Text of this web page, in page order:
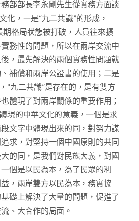
部部長李永剛先生從實務方面談
化，一是“九二共識”的形成，
期格局狀態被打破，人員往來擴
務性的問題，所以在兩岸交流中
，最先解決的兩個實務性問題就
補償和兩岸公證書的使用；二是
“九二共識”是存在的，是有雙方
體現了對兩岸關係的重要作用；
現的中華文化的意義，一個是求
文字中體現出來的同，對努力謀
求，對堅持一個中國原則的共同
的同，是我們對民族大義，對國
個是以民為本，為了民眾的利
，兩岸雙方以民為本，務實協
礎上解決了大量的問題，促進了
、大合作的局面。